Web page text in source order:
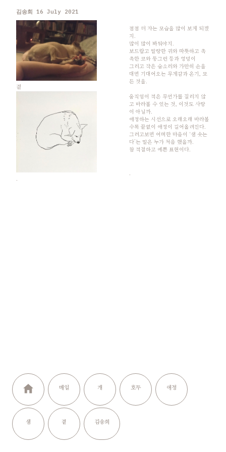
매일 개 호두 애정
샘 곁 김송희
김송희 16 July 2021
곁
점점 더 자는 모습을 많이 보게 되겠
지.
많이 많이 봐둬야지.
보드랍고 말랑한 귀와 따뜻하고 촉
촉한 코와 둥그런 등과 엉덩이
그리고 작은 숨소리와 가만히 손을
대면 기대어오는 무게감과 온기, 모
든 것을.
움직임이 적은 무언가를 질리지 않
고 바라볼 수 있는 것, 이것도 사랑
이 아닐까.
애정하는 시선으로 오래오래 바라볼
수록 끝없이 애정이 길어올려진다.
그러고보면 어떠한 마음이 ‘샘 솟는
다’는 말은 누가 처음 했을까.
참 적절하고 예쁜 표현이다.